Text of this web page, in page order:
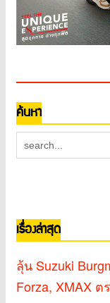
ค้นหา
เรื่องล่าสุด
ลุ้น Suzuki
Forza, XMAX ต